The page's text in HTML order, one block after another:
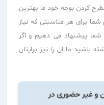
کردن بوجه خود ما بهترین
شما برای هر مناسبتی که نیاز
پیشنهاد می دهیم و اگر
باشید ما ان را نیز برایتان
و غیر حضوری در